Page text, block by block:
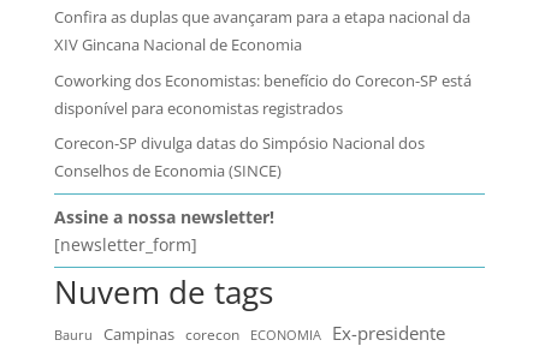
Confira as duplas que avançaram para a etapa nacional da
XIV Gincana Nacional de Economia
Coworking dos Economistas: benefício do Corecon-SP está
disponível para economistas registrados
Corecon-SP divulga datas do Simpósio Nacional dos
Conselhos de Economia (SINCE)
Assine a nossa newsletter!
[newsletter_form]
Nuvem de tags
Bauru Campinas corecon ECONOMIA Ex-presidente